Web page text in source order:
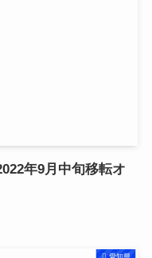
年9月中旬移転オ
愛知県